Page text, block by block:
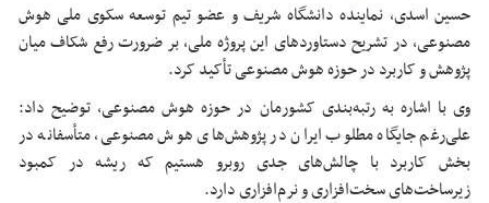
حسین اسدی، نماینده دانشگاه شریف و عضو تیم توسعه سکوی ملی هوش
مصنوعی، در تشریح دستاوردهای این پروژه ملی، بر ضرورت رفع شکاف میان
پژوهش و کاربرد در حوزه هوش مصنوعی تأکید کرد.
وی با اشاره به رتبه‌بندی کشورمان در حوزه هوش مصنوعی، توضیح داد:
علی‌رغم جایگاه مطلوب ایران در پژوهش‌های هوش مصنوعی، متأسفانه در
بخش کاربرد با چالش‌های جدی روبرو هستیم که ریشه در کمبود
زیرساخت‌های سخت‌افزاری و نرم‌افزاری دارد.